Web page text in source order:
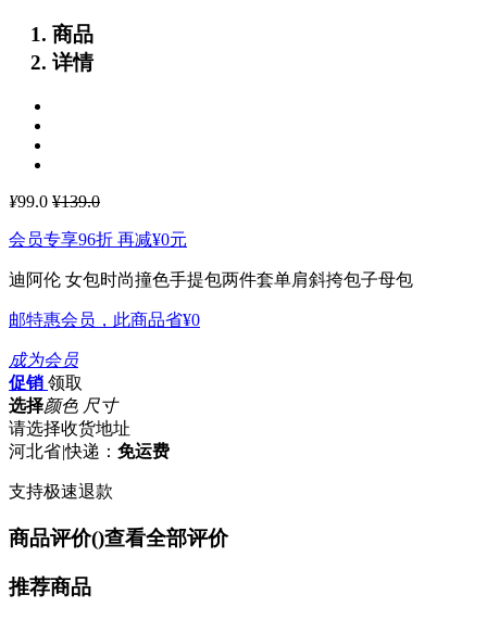
商品
详情
¥99.0 ¥139.0
会员专享96折 再减¥0元
迪阿伦 女包时尚撞色手提包两件套单肩斜挎包子母包
邮特惠会员，此商品省¥0
成为会员
促销 领取
选择颜色 尺寸
请选择收货地址
河北省|快递： 免运费
支持极速退款
商品评价()查看全部评价
推荐商品